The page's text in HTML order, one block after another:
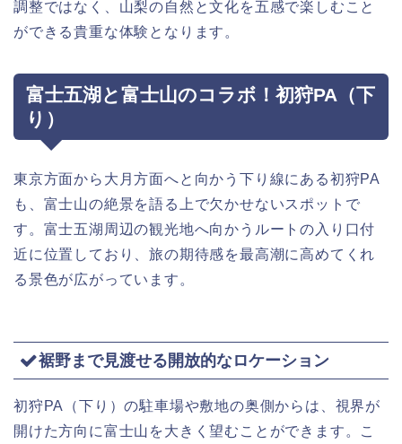
調整ではなく、山梨の自然と文化を五感で楽しむこと
ができる貴重な体験となります。
富士五湖と富士山のコラボ！初狩PA（下
り）
東京方面から大月方面へと向かう下り線にある初狩PA
も、富士山の絶景を語る上で欠かせないスポットで
す。富士五湖周辺の観光地へ向かうルートの入り口付
近に位置しており、旅の期待感を最高潮に高めてくれ
る景色が広がっています。
裾野まで見渡せる開放的なロケーション
初狩PA（下り）の駐車場や敷地の奥側からは、視界が
開けた方向に富士山を大きく望むことができます。こ